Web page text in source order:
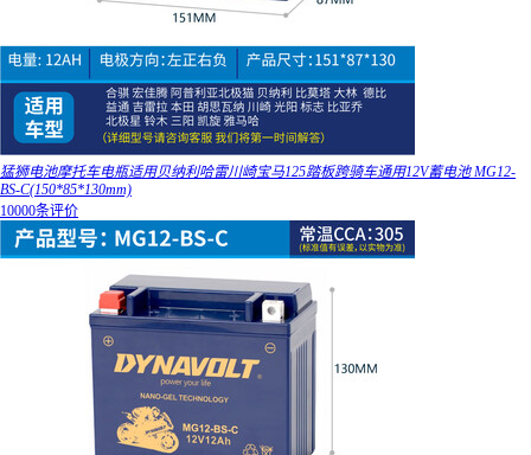
猛狮电池摩托车电瓶适用贝纳利哈雷川崎宝马125踏板跨骑车通用12V蓄电池 MG12-
BS-C(150*85*130mm)
10000条评价